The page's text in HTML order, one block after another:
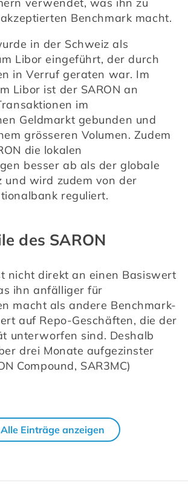
verwendet, was ihn zu
Benchmark macht.
in der Schweiz als
Libor eingeführt, der durch
in Verruf geraten war. Im
Libor ist der SARON an
im
Geldmarkt gebunden und
grösseren Volumen. Zudem
die lokalen
besser ab als der globale
und wird zudem von der
reguliert.
des SARON
nicht direkt an einen Basiswert
ihn anfälliger für
macht als andere Benchmark-
auf Repo-Geschäften, die der
unterworfen sind. Deshalb
drei Monate aufgezinster
Compound, SAR3MC)
Alle Einträge anzeigen